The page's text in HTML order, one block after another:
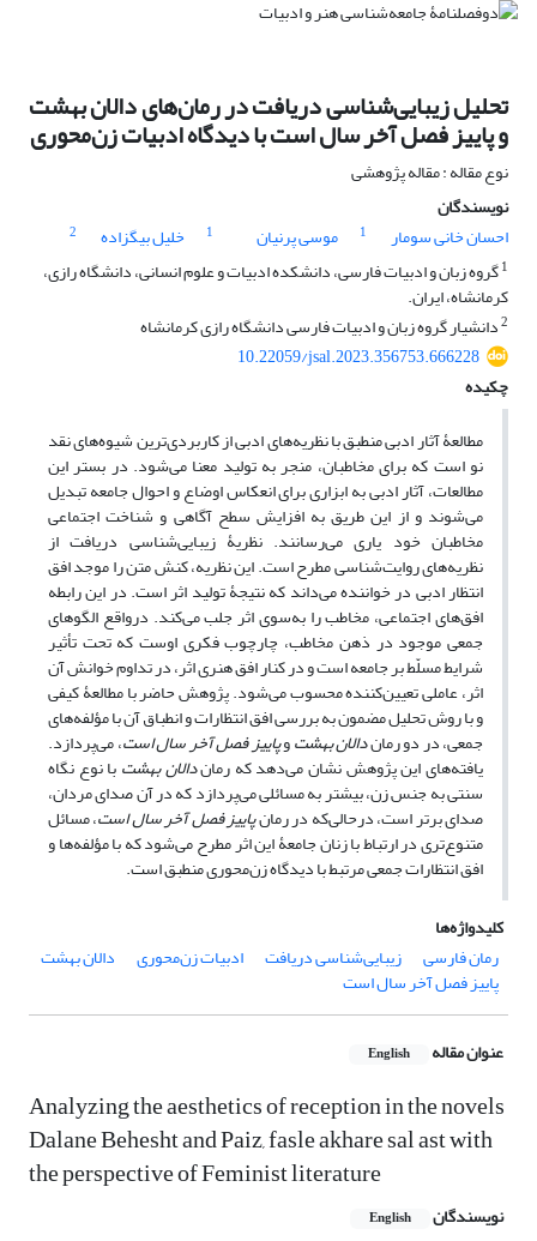
تحلیل زیبایی‌شناسی دریافت در رمان‌های دالان بهشت
و پاییز فصل آخر سال است با دیدگاه ادبیات زن‌محوری
نوع مقاله : مقاله پژوهشی
نویسندگان
احسان خانی سومار
1 موسی پرنیان 1 خلیل بیگزاده
2
1گروه زبان و ادبیات فارسی، دانشکده ادبیات و علوم انسانی، دانشگاه رازی،
کرمانشاه، ایران.
2دانشیار گروه زبان و ادبیات فارسی دانشگاه رازی کرمانشاه
10.22059/jsal.2023.356753.666228
چکیده
مطالعۀ آثار ادبی منطبق با نظریه‌های ادبی از کاربردی‌ترین شیوه‌های نقد
نو است که برای مخاطبان، منجر به تولید معنا می‌شود. در بستر این
مطالعات، آثار ادبی به ابزاری برای انعکاس اوضاع و احوال جامعه تبدیل
می‌شوند و از این طریق به افزایش سطح آگاهی و شناخت اجتماعی
مخاطبان خود یاری می‌رسانند. نظریۀ زیبایی‌شناسی دریافت از
نظریه‌های روایت‌شناسی مطرح است. این نظریه، کنش متن را موجد افق
انتظار ادبی در خواننده می‌داند که نتیجۀ تولید اثر است. در این رابطه
افق‌های اجتماعی، مخاطب را به‌سوی اثر جلب می‌کند. درواقع الگوهای
جمعی موجود در ذهن مخاطب، چارچوب فکری اوست که تحت تأثیر
شرایط مسلّط بر جامعه است و در کنار افق هنری اثر، در تداوم خوانش آن
اثر، عاملی تعیین‌کننده محسوب می‌شود. پژوهش حاضر با مطالعۀ کیفی
و با روش تحلیل مضمون به بررسی افق انتظارات و انطباق آن با مؤلفه‌های
جمعی، در دو رماندالان بهشتوپاییز فصل آخر سال است، می‌پردازد.
یافته‌های این پژوهش نشان می‌دهد که رماندالان بهشتبا نوع نگاه
سنتی به جنس زن، بیشتر به مسائلی می‌پردازد که در آن صدای مردان،
صدای برتر است، درحالی‌که در رمانپاییز فصل آخر سال است، مسائل
متنوع‌تری در ارتباط با زنان جامعۀ این اثر مطرح می‌شود که با مؤلفه‌ها و
افق انتظارات جمعی مرتبط با دیدگاه زن‌محوری منطبق است.
کلیدواژه‌ها
رمان فارسی
زیبایی‌شناسی دریافت ادبیات زن‌محوری دالان بهشت
پاییز فصل آخر سال است
عنوان مقاله English
Analyzing the aesthetics of reception in the novels
Dalane Behesht and Paiz, fasle akhare sal ast with
the perspective of Feminist literature
نویسندگان English